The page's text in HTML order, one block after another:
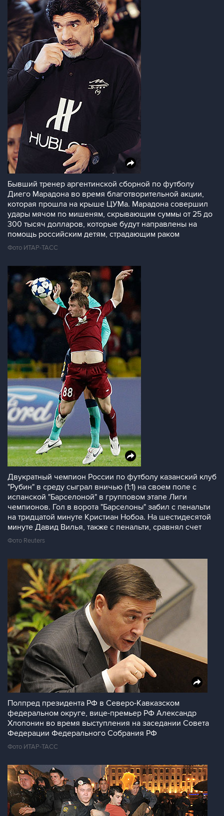
Бывший тренер аргентинской сборной по футболу
Диего Марадона во время благотворительной акции,
которая прошла на крыше ЦУМа. Марадона совершил
удары мячом по мишеням, скрывающим суммы от 25 до
300 тысяч долларов, которые будут направлены на
помощь российским детям, страдающим раком
Фото ИТАР-ТАСС
Двукратный чемпион России по футболу казанский клуб
"Рубин" в среду сыграл вничью (1:1) на своем поле с
испанской "Барселоной" в групповом этапе Лиги
чемпионов. Гол в ворота "Барселоны" забил с пенальти
на тридцатой минуте Кристиан Нобоа. На шестидесятой
минуте Давид Вилья, также с пенальти, сравнял счет
Фото Reuters
Полпред президента РФ в Северо-Кавказском
федеральном округе, вице-премьер РФ Александр
Хлопонин во время выступления на заседании Совета
Федерации Федерального Собрания РФ
Фото ИТАР-ТАСС